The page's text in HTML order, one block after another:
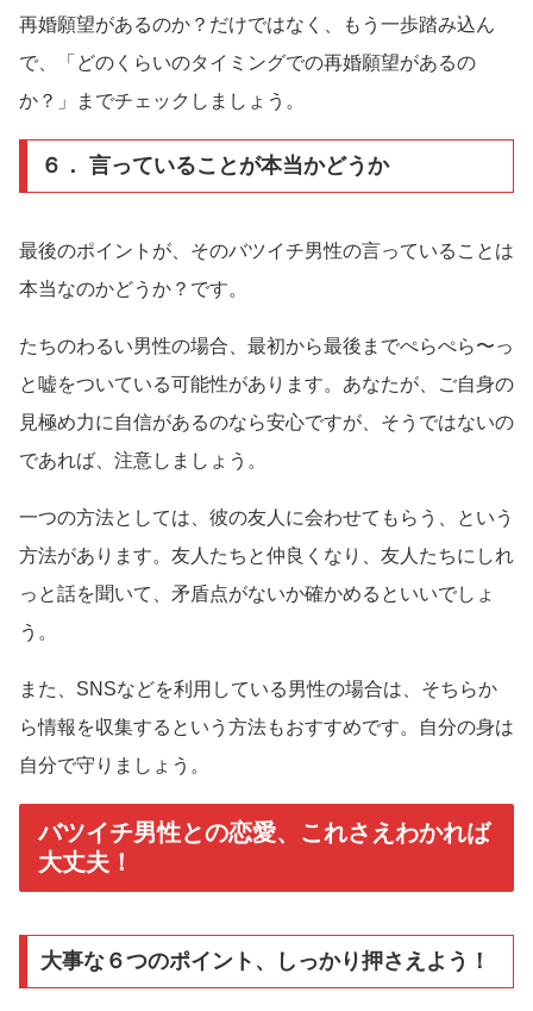
再婚願望があるのか？だけではなく、もう一歩踏み込ん
で、「どのくらいのタイミングでの再婚願望があるの
か？」までチェックしましょう。
６． 言っていることが本当かどうか
最後のポイントが、そのバツイチ男性の言っていることは
本当なのかどうか？です。
たちのわるい男性の場合、最初から最後までぺらぺら〜っ
と嘘をついている可能性があります。あなたが、ご自身の
見極め力に自信があるのなら安心ですが、そうではないの
であれば、注意しましょう。
一つの方法としては、彼の友人に会わせてもらう、という
方法があります。友人たちと仲良くなり、友人たちにしれ
っと話を聞いて、矛盾点がないか確かめるといいでしょ
う。
また、SNSなどを利用している男性の場合は、そちらか
ら情報を収集するという方法もおすすめです。自分の身は
自分で守りましょう。
バツイチ男性との恋愛、これさえわかれば
大丈夫！
大事な６つのポイント、しっかり押さえよう！